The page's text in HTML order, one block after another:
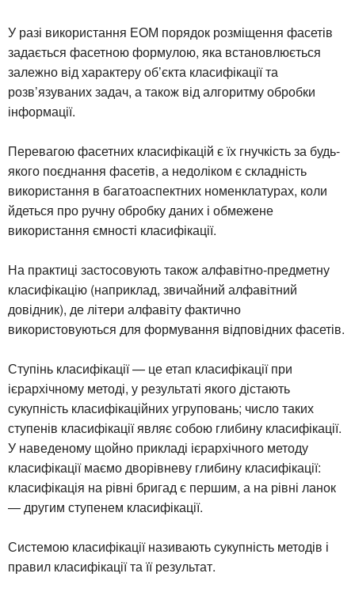
У разі використання ЕОМ порядок розміщення фасетів
задається фасетною формулою, яка встановлюється
залежно від характеру об’єкта класифікації та
розв’язуваних задач, а також від алгоритму обробки
інформації.
Перевагою фасетних класифікацій є їх гнучкість за будь-
якого поєднання фасетів, а недоліком є складність
використання в багатоаспектних номенклатурах, коли
йдеться про ручну обробку даних і обмежене
використання ємності класифікації.
На практиці застосовують також алфавітно-предметну
класифікацію (наприклад, звичайний алфавітний
довідник), де літери алфавіту фактично
використовуються для формування відповідних фасетів.
Ступінь класифікації — це етап класифікації при
ієрархічному методі, у результаті якого дістають
сукупність класифікаційних угруповань; число таких
ступенів класифікації являє собою глибину класифікації.
У наведеному щойно прикладі ієрархічного методу
класифікації маємо дворівневу глибину класифікації:
класифікація на рівні бригад є першим, а на рівні ланок
— другим ступенем класифікації.
Системою класифікації називають сукупність методів і
правил класифікації та її результат.